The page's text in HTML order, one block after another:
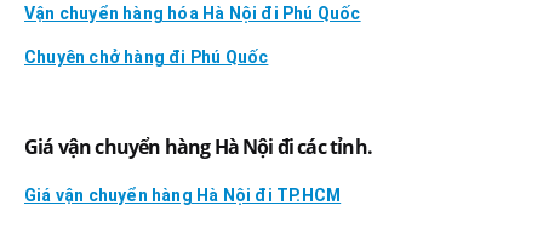
Vận chuyển hàng hóa Hà Nội đi Phú Quốc
Chuyên chở hàng đi Phú Quốc
Giá vận chuyển hàng Hà Nội đi các tỉnh.
Giá vận chuyển hàng Hà Nội đi TP.HCM